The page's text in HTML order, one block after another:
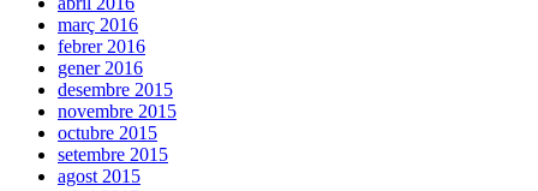
març 2016
febrer 2016
gener 2016
desembre 2015
novembre 2015
octubre 2015
setembre 2015
agost 2015